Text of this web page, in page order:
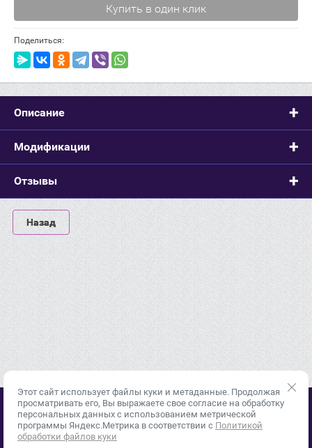
Купить в один клик
Поделиться:
Описание
Модификации
Отзывы
Назад
© 2015 - 2026
Политика конфиденциальности
Этот сайт использует файлы куки и метаданные. Продолжая
просматривать его, Вы выражаете свое согласие на обработку
персональных данных с использованием метрической
программы Яндекс.Метрика в соответствии с Политикой
обработки файлов куки